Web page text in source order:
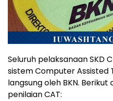
Seluruh pelaksanaan SKD
sistem Computer Assisted
langsung oleh BKN.
penilaian CAT: